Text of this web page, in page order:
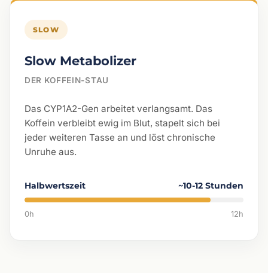
SLOW
Slow Metabolizer
DER KOFFEIN-STAU
Das CYP1A2-Gen arbeitet verlangsamt. Das
Koffein verbleibt ewig im Blut, stapelt sich bei
jeder weiteren Tasse an und löst chronische
Unruhe aus.
Halbwertszeit ~10-12 Stunden
0h 12h